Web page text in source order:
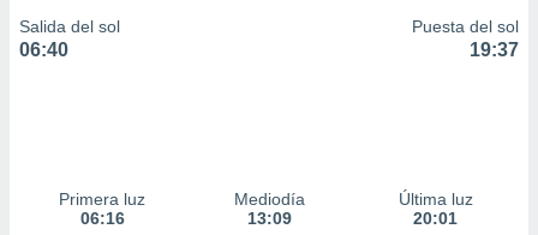
Salida del sol
06:40
Puesta del sol
19:37
Primera luz
06:16
Mediodía
13:09
Última luz
20:01